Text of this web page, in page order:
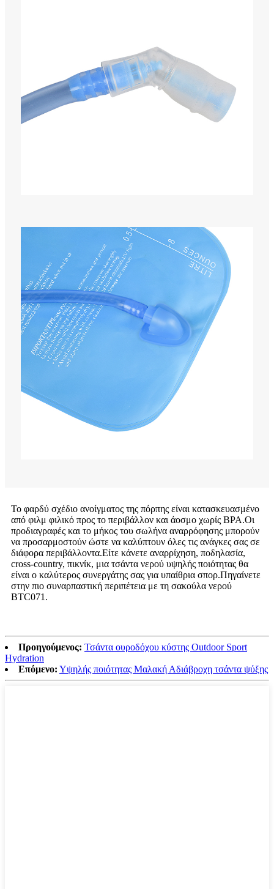
Το φαρδύ σχέδιο ανοίγματος της πόρπης είναι κατασκευασμένο
από φιλμ φιλικό προς το περιβάλλον και άοσμο χωρίς BPA.Οι
προδιαγραφές και το μήκος του σωλήνα αναρρόφησης μπορούν
να προσαρμοστούν ώστε να καλύπτουν όλες τις ανάγκες σας σε
διάφορα περιβάλλοντα.Είτε κάνετε αναρρίχηση, ποδηλασία,
cross-country, πικνίκ, μια τσάντα νερού υψηλής ποιότητας θα
είναι ο καλύτερος συνεργάτης σας για υπαίθρια σπορ.Πηγαίνετε
στην πιο συναρπαστική περιπέτεια με τη σακούλα νερού
BTC071.
Προηγούμενος: Τσάντα ουροδόχου κύστης Outdoor Sport
Hydration
Επόμενο: Υψηλής ποιότητας Μαλακή Αδιάβροχη τσάντα ψύξης